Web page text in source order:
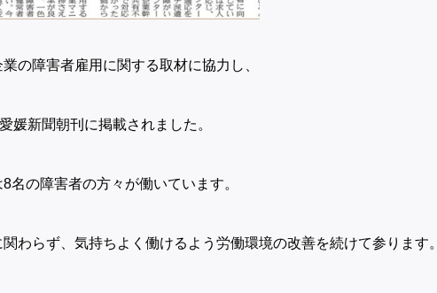
の障害者雇用に関する取材に協力し、
媛新聞朝刊に掲載されました。
名の障害者の方々が働いています。
わらず、気持ちよく働けるよう労働環境の改善を続けて参ります。